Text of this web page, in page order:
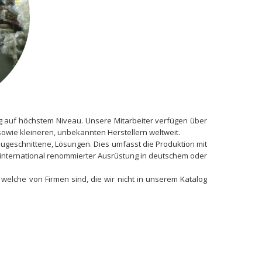
auf höchstem Niveau. Unsere Mitarbeiter verfügen über
kleineren, unbekannten Herstellern weltweit.
Lösungen. Dies umfasst die Produktion mit
renommierter Ausrüstung in deutschem oder
von Firmen sind, die wir nicht in unserem Katalog